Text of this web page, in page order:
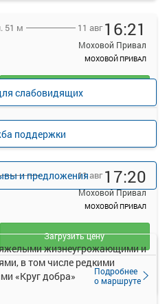
51 м 11 авг 16:21
Моховой Привал
МОХОВОЙ ПРИВАЛ
Подробнее
11 авг 17:20
Моховой Привал
МОХОВОЙ ПРИВАЛ
Подробнее
о маршруте
Загрузить цену
слабовидящих
поддержки
и предложения
жизнеугрожающими и
в том числе редкими
«Круг добра»